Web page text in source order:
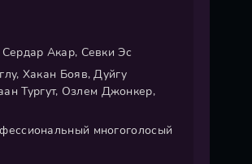
Акар, Севки Эс
Хакан Бояв, Дуйгу
Тургут, Озлем Джонкер,
многоголосый